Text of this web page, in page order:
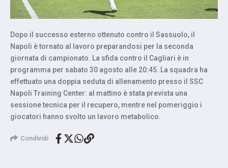
Dopo il successo esterno ottenuto contro il Sassuolo, il
Napoli è tornato al lavoro preparandosi per la seconda
giornata di campionato. La sfida contro il Cagliari è in
programma per sabato 30 agosto alle 20:45. La squadra ha
effettuato una doppia seduta di allenamento presso il SSC
Napoli Training Center: al mattino è stata prevista una
sessione tecnica per il recupero, mentre nel pomeriggio i
giocatori hanno svolto un lavoro metabolico.
Condividi